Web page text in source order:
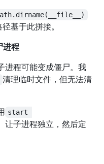
基于此拼接。
进程
进程可能变成僵尸。我
清理临时文件，但无法清
start
让子进程独立，然后定